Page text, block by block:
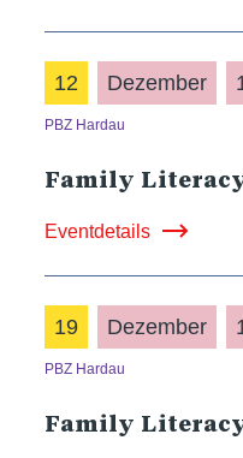
12 Dezember
PBZ Hardau
Family
Eventdetails
19 Dezember
PBZ Hardau
Family